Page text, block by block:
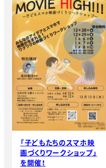
「子どもたちのスマホ映
画づくりワークショップ」
を開催！